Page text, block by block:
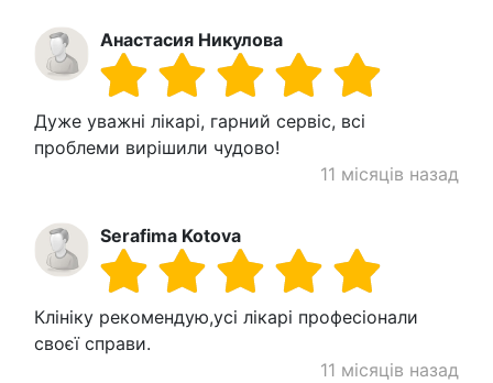
Анастасия Никулова
Дуже уважні лікарі, гарний сервіс, всі
проблеми вирішили чудово!
11 місяців назад
Serafima Kotova
Клініку рекомендую,усі лікарі професіонали
своєї справи.
11 місяців назад